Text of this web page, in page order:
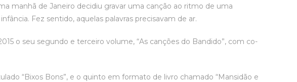
manhã de Janeiro decidiu gravar uma canção ao ritmo de uma
Fez sentido, aquelas palavras precisavam de ar.
o seu segundo e terceiro volume, “As canções do Bandido”, com co-
“Bixos Bons”, e o quinto em formato de livro chamado “Mansidão e